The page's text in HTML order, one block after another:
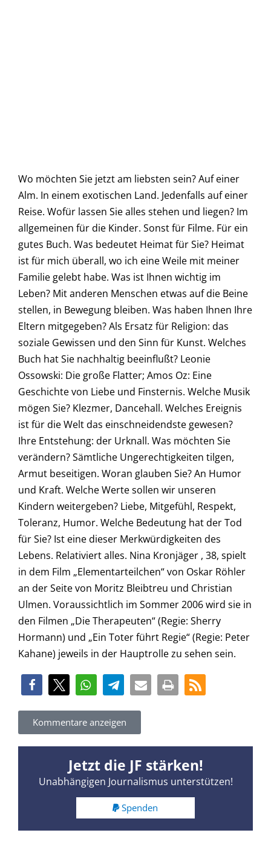
Wo möchten Sie jetzt am liebsten sein? Auf einer
Alm. In einem exotischen Land. Jedenfalls auf einer
Reise. Wofür lassen Sie alles stehen und liegen? Im
allgemeinen für die Kinder. Sonst für Filme. Für ein
gutes Buch. Was bedeutet Heimat für Sie? Heimat
ist für mich überall, wo ich eine Weile mit meiner
Familie gelebt habe. Was ist Ihnen wichtig im
Leben? Mit anderen Menschen etwas auf die Beine
stellen, in Bewegung bleiben. Was haben Ihnen Ihre
Eltern mitgegeben? Als Ersatz für Religion: das
soziale Gewissen und den Sinn für Kunst. Welches
Buch hat Sie nachhaltig beeinflußt? Leonie
Ossowski: Die große Flatter; Amos Oz: Eine
Geschichte von Liebe und Finsternis. Welche Musik
mögen Sie? Klezmer, Dancehall. Welches Ereignis
ist für die Welt das einschneidendste gewesen?
Ihre Entstehung: der Urknall. Was möchten Sie
verändern? Sämtliche Ungerechtigkeiten tilgen,
Armut beseitigen. Woran glauben Sie? An Humor
und Kraft. Welche Werte sollen wir unseren
Kindern weitergeben? Liebe, Mitgefühl, Respekt,
Toleranz, Humor. Welche Bedeutung hat der Tod
für Sie? Ist eine dieser Merkwürdigkeiten des
Lebens. Relativiert alles. Nina Kronjäger , 38, spielt
in dem Film „Elementarteilchen“ von Oskar Röhler
an der Seite von Moritz Bleibtreu und Christian
Ulmen. Voraussichtlich im Sommer 2006 wird sie in
den Filmen „Die Therapeuten“ (Regie: Sherry
Hormann) und „Ein Toter führt Regie“ (Regie: Peter
Kahane) jeweils in der Hauptrolle zu sehen sein.
Kommentare anzeigen
Jetzt die JF stärken!
Unabhängigen Journalismus unterstützen!
Spenden